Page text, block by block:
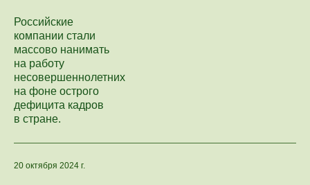
Российские
компании стали
массово нанимать
на работу
несовершеннолетних
на фоне острого
дефицита кадров
в стране.
20 октября 2024 г.